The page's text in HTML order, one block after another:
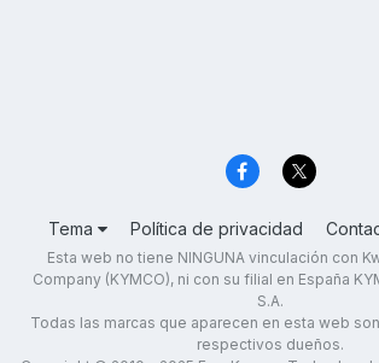
Tema Política de privacidad
Esta web no tiene NINGUNA vinculación con
Company (KYMCO), ni con su filial en España
S.A.
Todas las marcas que aparecen en esta web
respectivos dueños.